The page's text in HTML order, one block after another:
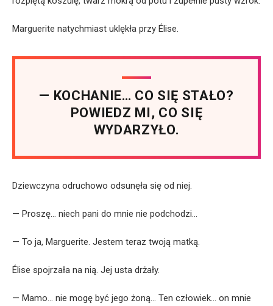
Marguerite natychmiast uklękła przy Élise.
— KOCHANIE… CO SIĘ STAŁO?
POWIEDZ MI, CO SIĘ
WYDARZYŁO.
Dziewczyna odruchowo odsunęła się od niej.
— Proszę… niech pani do mnie nie podchodzi…
— To ja, Marguerite. Jestem teraz twoją matką.
Élise spojrzała na nią. Jej usta drżały.
— Mamo… nie mogę być jego żoną… Ten człowiek… on mnie